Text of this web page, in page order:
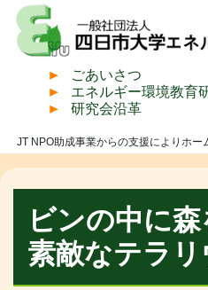
ごあいさつ
エネルギー環境教育
研究会沿革
JT NPO助成事業からの支援によりホ
ビンの中に森
素敵なテラリ